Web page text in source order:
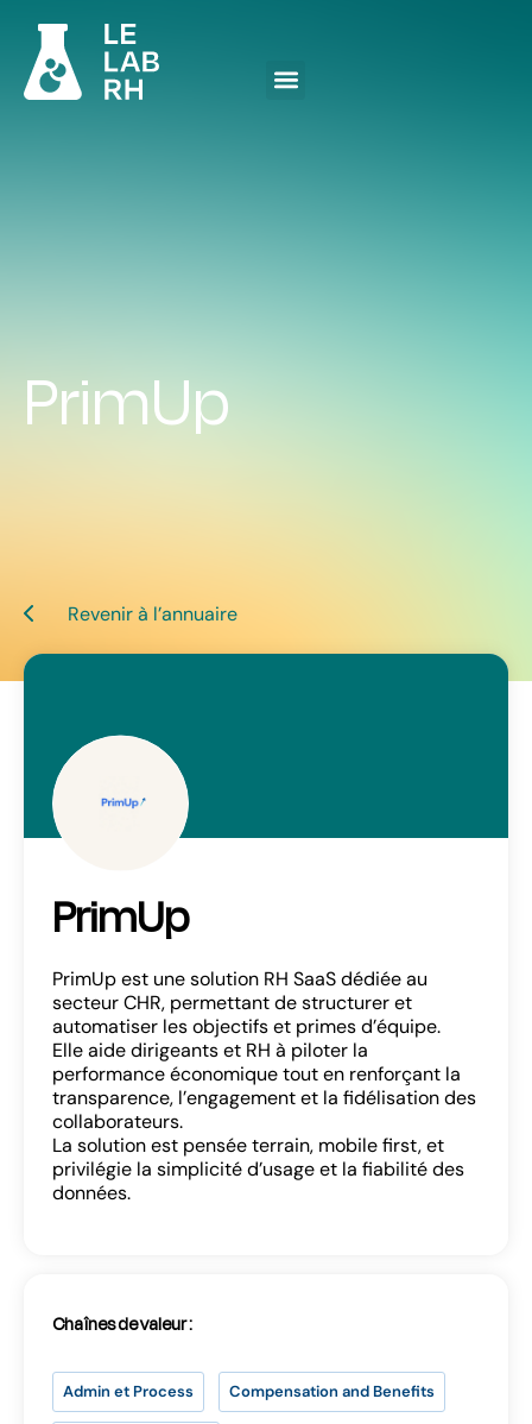
PrimUp
Revenir à l’annuaire
PrimUp
PrimUp est une solution RH SaaS dédiée au
secteur CHR, permettant de structurer et
automatiser les objectifs et primes d’équipe.
Elle aide dirigeants et RH à piloter la
performance économique tout en renforçant la
transparence, l’engagement et la fidélisation des
collaborateurs.
La solution est pensée terrain, mobile first, et
privilégie la simplicité d’usage et la fiabilité des
données.
Chaînes de valeur :
Admin et Process Compensation and Benefits
Se connecter
Vous n’avez pas d’adresse e-mail valide ?
Contactezcontact@lab-rh.com